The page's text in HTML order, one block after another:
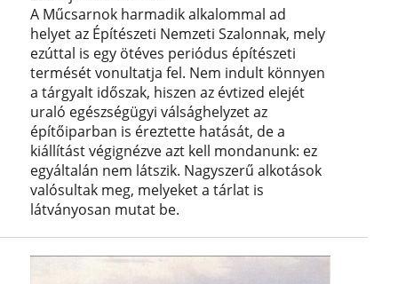
A Műcsarnok harmadik alkalommal ad
helyet az Építészeti Nemzeti Szalonnak, mely
ezúttal is egy ötéves periódus építészeti
termését vonultatja fel. Nem indult könnyen
a tárgyalt időszak, hiszen az évtized elejét
uraló egészségügyi válsághelyzet az
építőiparban is éreztette hatását, de a
kiállítást végignézve azt kell mondanunk: ez
egyáltalán nem látszik. Nagyszerű alkotások
valósultak meg, melyeket a tárlat is
látványosan mutat be.